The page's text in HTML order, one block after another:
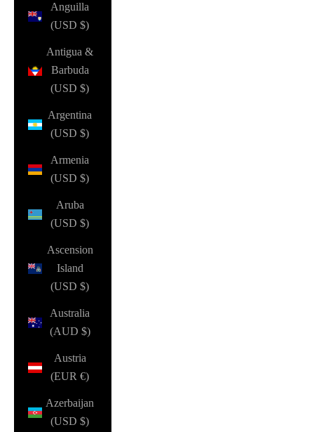
Anguilla
(USD $)
Antigua &
Barbuda
(USD $)
Argentina
(USD $)
Armenia
(USD $)
Aruba
(USD $)
Ascension
Island
(USD $)
Australia
(AUD $)
Austria
(EUR €)
Azerbaijan
(USD $)